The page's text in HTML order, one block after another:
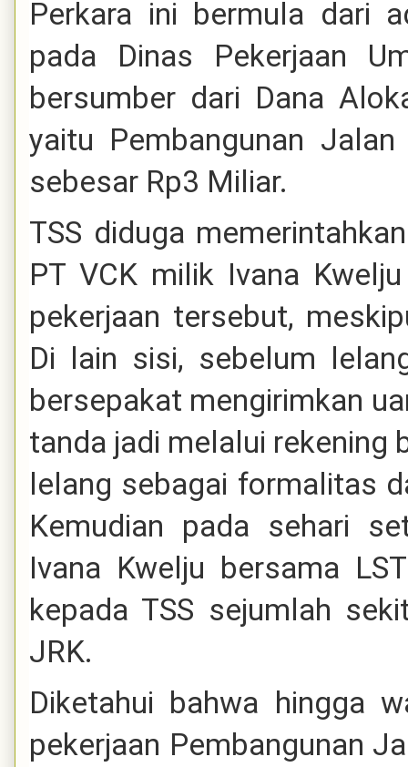
Perkara ini bermula dari
pada Dinas Pekerjaan
bersumber dari Dana
yaitu Pembangunan
sebesar Rp3 Miliar.
TSS diduga
PT VCK milik Ivana
pekerjaan tersebut,
Di lain sisi, sebelum
bersepakat mengirimkan
tanda jadi melalui rekening
lelang sebagai formalitas
Kemudian pada sehari
Ivana Kwelju bersama
kepada TSS sejumlah
JRK.
Diketahui bahwa hingga
pekerjaan Pembangunan